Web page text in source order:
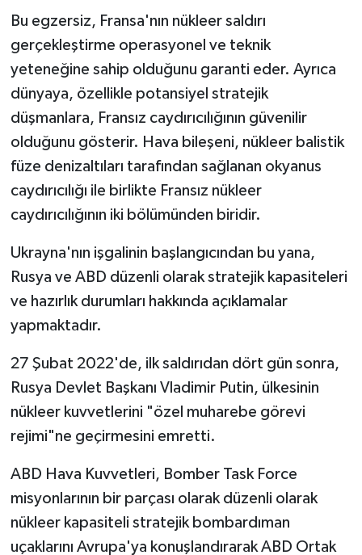
Bu egzersiz, Fransa'nın nükleer saldırı
gerçekleştirme operasyonel ve teknik
yeteneğine sahip olduğunu garanti eder. Ayrıca
dünyaya, özellikle potansiyel stratejik
düşmanlara, Fransız caydırıcılığının güvenilir
olduğunu gösterir. Hava bileşeni, nükleer balistik
füze denizaltıları tarafından sağlanan okyanus
caydırıcılığı ile birlikte Fransız nükleer
caydırıcılığının iki bölümünden biridir.
Ukrayna'nın işgalinin başlangıcından bu yana,
Rusya ve ABD düzenli olarak stratejik kapasiteleri
ve hazırlık durumları hakkında açıklamalar
yapmaktadır.
27 Şubat 2022'de, ilk saldırıdan dört gün sonra,
Rusya Devlet Başkanı Vladimir Putin, ülkesinin
nükleer kuvvetlerini "özel muharebe görevi
rejimi"ne geçirmesini emretti.
ABD Hava Kuvvetleri, Bomber Task Force
misyonlarının bir parçası olarak düzenli olarak
nükleer kapasiteli stratejik bombardıman
uçaklarını Avrupa'ya konuşlandırarak ABD Ortak